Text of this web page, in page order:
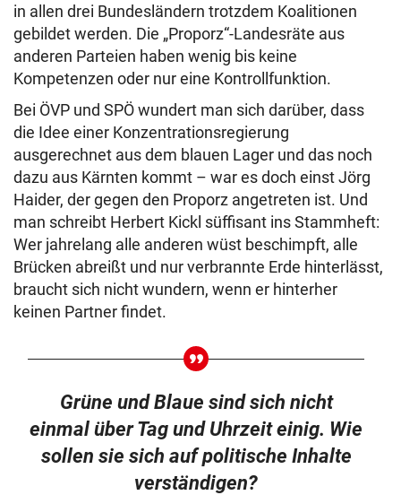
in allen drei Bundesländern trotzdem Koalitionen
gebildet werden. Die „Proporz“-Landesräte aus
anderen Parteien haben wenig bis keine
Kompetenzen oder nur eine Kontrollfunktion.
Bei ÖVP und SPÖ wundert man sich darüber, dass
die Idee einer Konzentrationsregierung
ausgerechnet aus dem blauen Lager und das noch
dazu aus Kärnten kommt – war es doch einst Jörg
Haider, der gegen den Proporz angetreten ist. Und
man schreibt Herbert Kickl süffisant ins Stammheft:
Wer jahrelang alle anderen wüst beschimpft, alle
Brücken abreißt und nur verbrannte Erde hinterlässt,
braucht sich nicht wundern, wenn er hinterher
keinen Partner findet.
Grüne und Blaue sind sich nicht
einmal über Tag und Uhrzeit einig. Wie
sollen sie sich auf politische Inhalte
verständigen?